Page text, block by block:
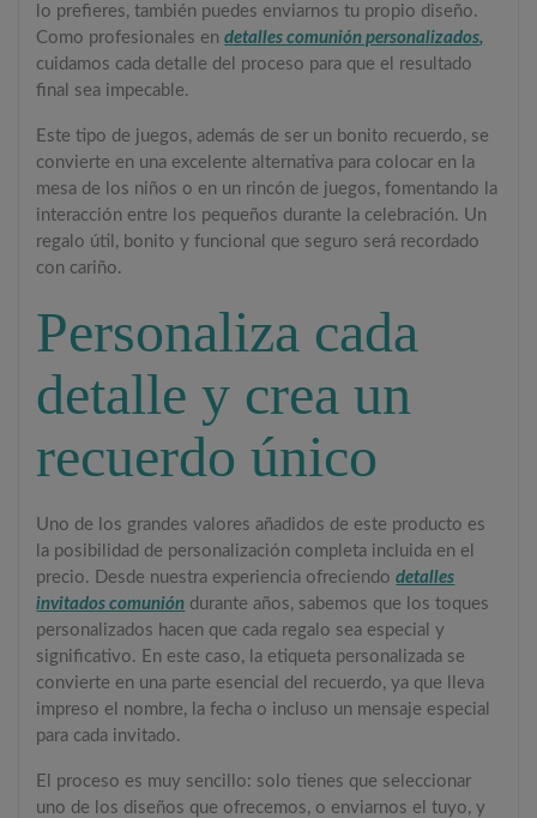
lo prefieres, también puedes enviarnos tu propio diseño.
Como profesionales endetalles comunión personalizados,
cuidamos cada detalle del proceso para que el resultado
final sea impecable.
Este tipo de juegos, además de ser un bonito recuerdo, se
convierte en una excelente alternativa para colocar en la
mesa de los niños o en un rincón de juegos, fomentando la
interacción entre los pequeños durante la celebración. Un
regalo útil, bonito y funcional que seguro será recordado
con cariño.
Personaliza cada
detalle y crea un
recuerdo único
Uno de los grandes valores añadidos de este producto es
la posibilidad de personalización completa incluida en el
precio. Desde nuestra experiencia ofreciendodetalles
invitados comunión durante años, sabemos que los toques
personalizados hacen que cada regalo sea especial y
significativo. En este caso, la etiqueta personalizada se
convierte en una parte esencial del recuerdo, ya que lleva
impreso el nombre, la fecha o incluso un mensaje especial
para cada invitado.
El proceso es muy sencillo: solo tienes que seleccionar
uno de los diseños que ofrecemos, o enviarnos el tuyo, y